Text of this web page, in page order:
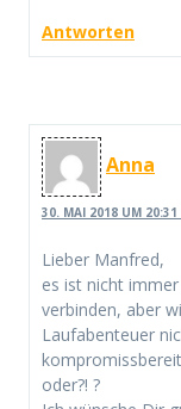
Antworten
Anna
30. MAI 2018 UM 20:31
Lieber Manfred,
es ist nicht
verbinden, aber
Laufabenteuer
oder?! ?